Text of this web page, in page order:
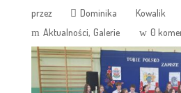
przez Dominika Kowalik
Aktualności Galerie 0